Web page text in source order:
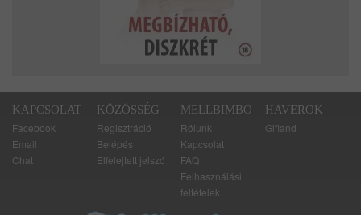
KAPCSOLAT
Facebook
Email
Chat
KÖZÖSSÉG
Regisztráció
Belépés
Elfelejtett jelszó
MELLBIMBO
Rólunk
Kapcsolat
FAQ
Felhasználási
feltételek
HAVEROK
Gifland